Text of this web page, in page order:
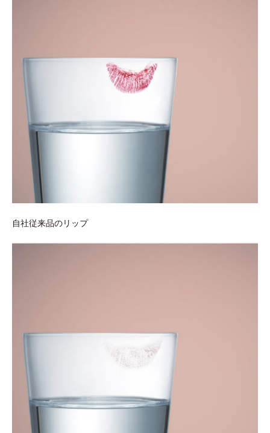
自社従来品のリップ